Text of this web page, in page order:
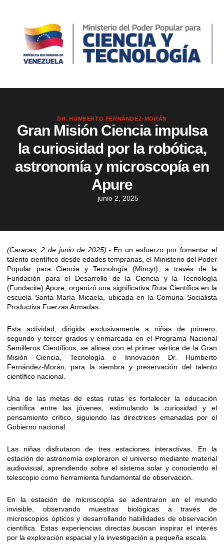
DR. HUMBERTO FERNÁNDEZ-MORÁN
Gran Misión Ciencia impulsa
la curiosidad por la robótica,
astronomía y microscopía en
Apure
junio 2, 2025
(Caracas, 2 de junio de 2025).- En un esfuerzo por fomentar el
talento científico desde edades tempranas, el Ministerio del Poder
Popular para Ciencia y Tecnología (Mincyt), a través de la
Fundación para el Desarrollo de la Ciencia y la Tecnología
(Fundacite) Apure, organizó una significativa Ruta Científica en la
escuela Santa María Micaela, ubicada en la Comuna Socialista
Productiva Fuerzas Armadas.
Esta actividad, dirigida exclusivamente a niñas de primero,
segundo y tercer grados y enmarcada en el Programa Nacional
Semilleros Científicos, se alinea con el primer vértice de la Gran
Misión Ciencia, Tecnología e Innovación Dr. Humberto
Fernández-Morán, para la siembra y preservación del talento
científico nacional.
Una de las metas de estas rutas es fortalecer la educación
científica entre las jóvenes, estimulando la curiosidad y el
pensamiento crítico, siguiendo las directrices emanadas por el
Gobierno nacional.
Las niñas disfrutaron de tres estaciones interactivas. En la
estación de astronomía exploraron el universo mediante material
audiovisual, aprendiendo sobre el sistema solar y conociendo el
telescopio como herramienta fundamental de observación.
En la estación de microscopía se adentraron en el mundo
invisible, observando muestras biológicas a través de
microscopios ópticos y desarrollando habilidades de observación
científica. Estas experiencias directas buscan inspirar el interés
por la exploración espacial y la investigación a pequeña escala.